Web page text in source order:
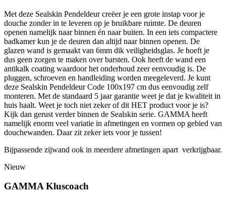
Met deze Sealskin Pendeldeur creëer je een grote instap voor je
douche zonder in te leveren op je bruikbare ruimte. De deuren
openen namelijk naar binnen én naar buiten. In een iets compactere
badkamer kun je de deuren dan altijd naar binnen openen. De
glazen wand is gemaakt van 6mm dik veiligheidsglas. Je hoeft je
dus geen zorgen te maken over barsten. Ook heeft de wand een
antikalk coating waardoor het onderhoud zeer eenvoudig is. De
pluggen, schroeven en handleiding worden meegeleverd. Je kunt
deze Sealskin Pendeldeur Code 100x197 cm dus eenvoudig zelf
monteren. Met de standaard 5 jaar garantie weet je dat je kwaliteit in
huis haalt. Weet je toch niet zeker of dit HET product voor je is?
Kijk dan gerust verder binnen de Sealskin serie. GAMMA heeft
namelijk enorm veel variatie in afmetingen en vormen op gebied van
douchewanden. Daar zit zeker iets voor je tussen!
Bijpassende zijwand ook in meerdere afmetingen apart verkrijgbaar.
Nieuw
GAMMA Kluscoach